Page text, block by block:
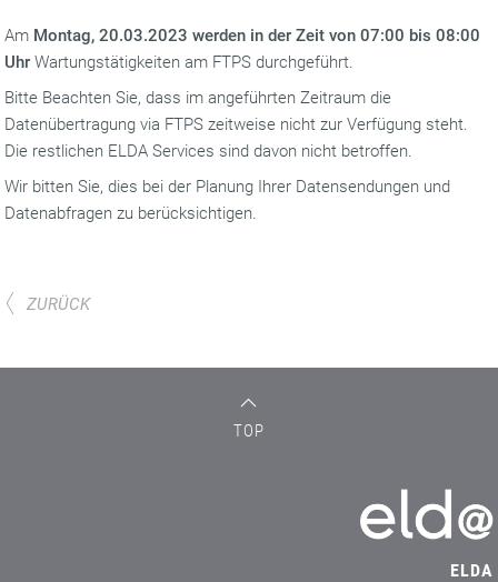
Am Montag, 20.03.2023 werden in der Zeit von 07:00 bis 08:00
Uhr Wartungstätigkeiten am FTPS durchgeführt.
Bitte Beachten Sie, dass im angeführten Zeitraum die
Datenübertragung via FTPS zeitweise nicht zur Verfügung steht.
Die restlichen ELDA Services sind davon nicht betroffen.
Wir bitten Sie, dies bei der Planung Ihrer Datensendungen und
Datenabfragen zu berücksichtigen.
ZURÜCK
TOP
ELDA